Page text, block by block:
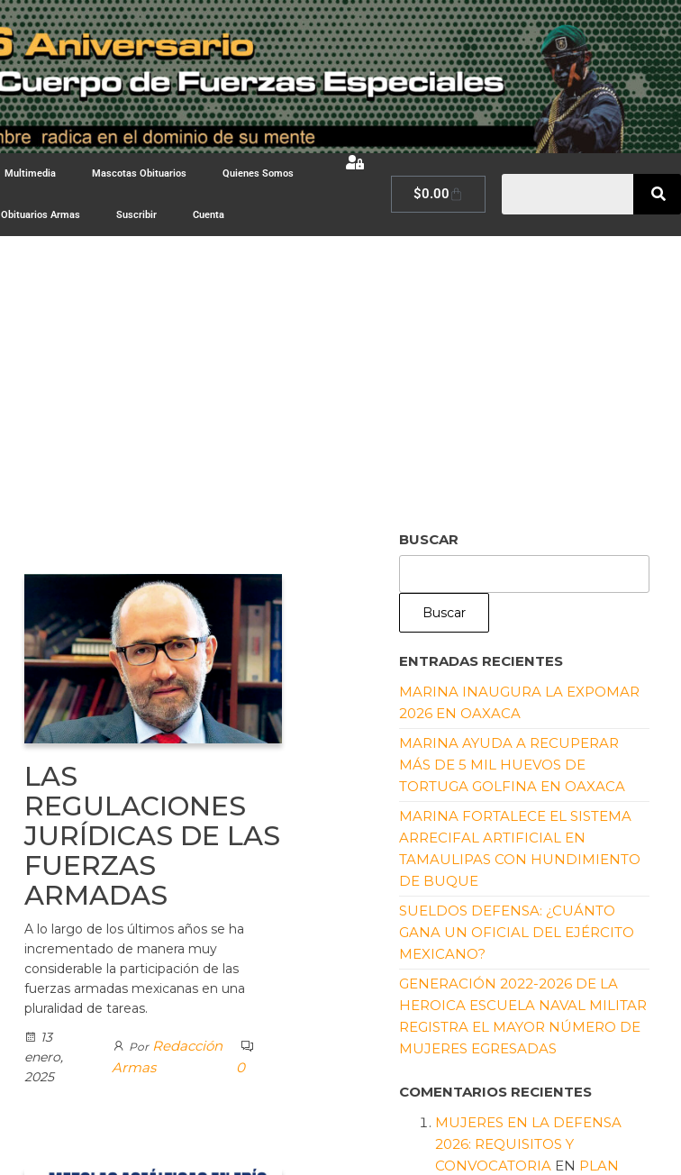
Multimedia Mascotas Obituarios Quienes Somos
Obituarios Armas Suscribir Cuenta
$0.00
LAS
REGULACIONES
JURÍDICAS DE LAS
FUERZAS
ARMADAS
A lo largo de los últimos años se ha
incrementado de manera muy
considerable la participación de las
fuerzas armadas mexicanas en una
pluralidad de tareas.
13
enero,
2025
Por Redacción
Armas
0
BUSCAR
Buscar
ENTRADAS RECIENTES
MARINA INAUGURA LA EXPOMAR
2026 EN OAXACA
MARINA AYUDA A RECUPERAR
MÁS DE 5 MIL HUEVOS DE
TORTUGA GOLFINA EN OAXACA
MARINA FORTALECE EL SISTEMA
ARRECIFAL ARTIFICIAL EN
TAMAULIPAS CON HUNDIMIENTO
DE BUQUE
SUELDOS DEFENSA: ¿CUÁNTO
GANA UN OFICIAL DEL EJÉRCITO
MEXICANO?
GENERACIÓN 2022-2026 DE LA
HEROICA ESCUELA NAVAL MILITAR
REGISTRA EL MAYOR NÚMERO DE
MUJERES EGRESADAS
COMENTARIOS RECIENTES
MUJERES EN LA DEFENSA
2026: REQUISITOS Y
CONVOCATORIA EN PLAN